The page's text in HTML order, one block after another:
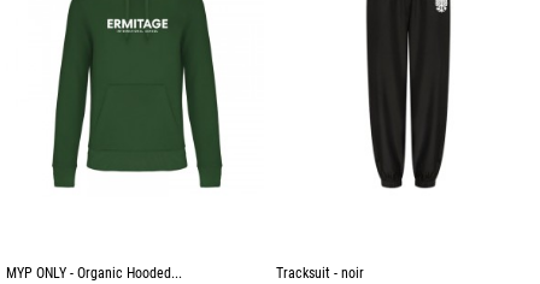
MYP ONLY - Organic Hooded... Tracksuit - noir